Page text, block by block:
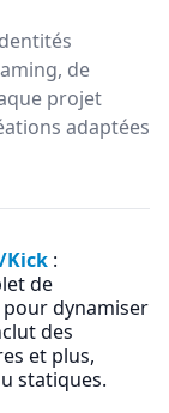
de
projet
adaptées
Kick :
de
dynamiser
des
et plus,
statiques.